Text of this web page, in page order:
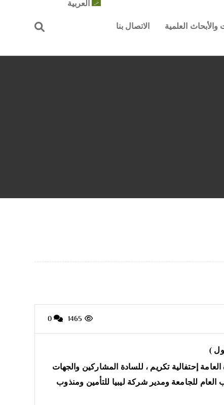
العلمية الاتصال بنا
العربية
0
)
الموافق 2022/3/3، في صالة الاجتماعات بالأدارة العامة إحتفالية تكريم ، للسادة المشاركين والجهات
للجامعة ومدير شركة ليبيا للتأمين ومنذوب